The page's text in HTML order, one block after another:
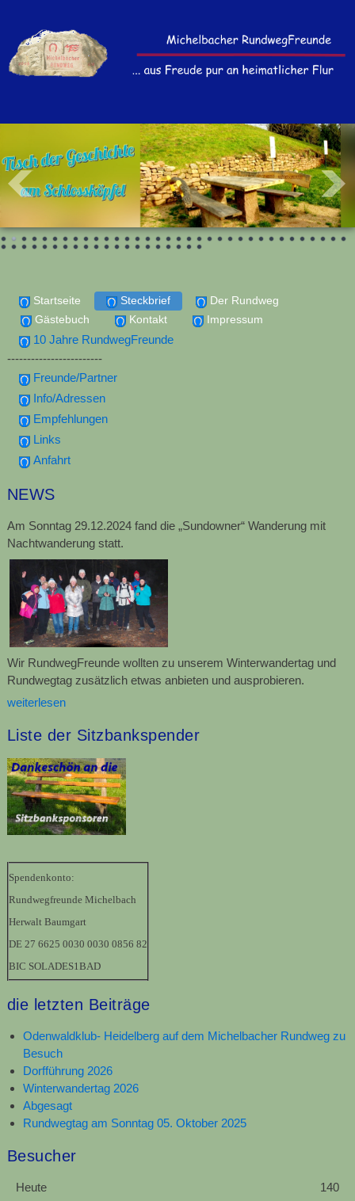
Startseite Steckbrief
Der Rundweg
Gästebuch
Kontakt Impressum
10 Jahre RundwegFreunde
------------------------
Freunde/Partner
Info/Adressen
Empfehlungen
Links
Anfahrt
NEWS
Am Sonntag 29.12.2024 fand die „Sundowner“ Wanderung mit
Nachtwanderung statt.
Wir RundwegFreunde wollten zu unserem Winterwandertag und
Rundwegtag zusätzlich etwas anbieten und ausprobieren.
weiterlesen
Liste der Sitzbankspender
Spendenkonto:
Rundwegfreunde Michelbach
Herwalt Baumgart
DE 27 6625 0030 0030 0856 82
BIC SOLADES1BAD
die letzten Beiträge
Odenwaldklub- Heidelberg auf dem Michelbacher Rundweg zu
Besuch
Dorfführung 2026
Winterwandertag 2026
Abgesagt
Rundwegtag am Sonntag 05. Oktober 2025
Besucher
Heute
140